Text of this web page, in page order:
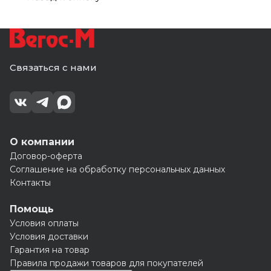
Связаться с нами
О компании
Договор-оферта
Соглашение на обработку персональных данных
Контакты
Помощь
Условия оплаты
Условия доставки
Гарантия на товар
Правила продажи товаров для покупателей